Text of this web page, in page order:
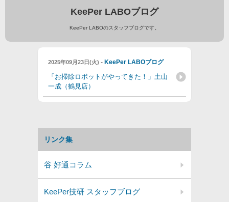
KeePer LABOブログ
KeePer LABOのスタッフブログです。
2025年09月23日(火) - KeePer LABOブログ
「お掃除ロボットがやってきた！」土山
一成（鶴見店）
リンク集
谷 好通コラム
KeePer技研 スタッフブログ